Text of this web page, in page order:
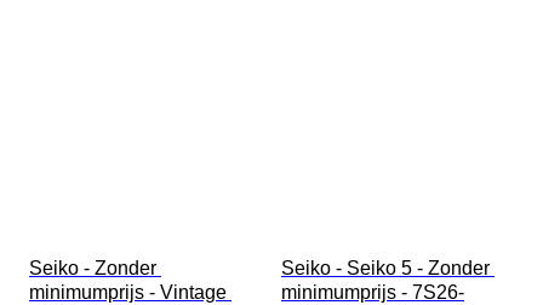
Seiko - Zonder
minimumprijs - Vintage
Seiko - Seiko 5 - Zonder
minimumprijs - 7S26-